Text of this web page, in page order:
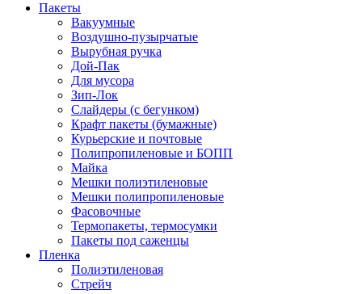
Пакеты
Вакуумные
Воздушно-пузырчатые
Вырубная ручка
Дой-Пак
Для мусора
Зип-Лок
Слайдеры (с бегунком)
Крафт пакеты (бумажные)
Курьерские и почтовые
Полипропиленовые и БОПП
Майка
Мешки полиэтиленовые
Мешки полипропиленовые
Фасовочные
Термопакеты, термосумки
Пакеты под саженцы
Пленка
Полиэтиленовая
Стрейч